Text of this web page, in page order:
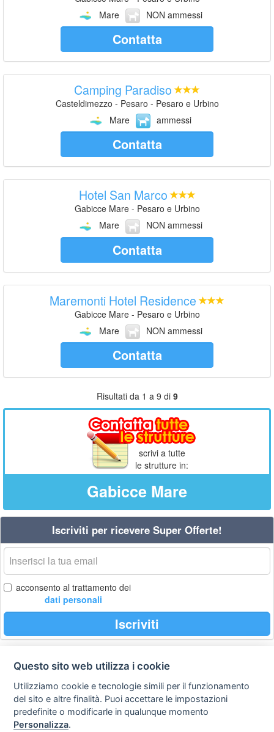
Mare
NON ammessi
Contatta
Camping Paradiso
Casteldimezzo - Pesaro - Pesaro e Urbino
Mare
ammessi
Contatta
Hotel San Marco
Gabicce Mare - Pesaro e Urbino
Mare
NON ammessi
Contatta
Maremonti Hotel Residence
Gabicce Mare - Pesaro e Urbino
Mare
NON ammessi
Contatta
Risultati da 1 a 9 di 9
scrivi a tutte
le strutture in:
Gabicce Mare
Iscriviti per ricevere Super Offerte!
La
tua
email
acconsento al trattamento dei
dati personali
Iscriviti
Privacy
policy
Avviso
legale
Preferenze cookie
Questo sito web utilizza i cookie
Utilizziamo cookie e tecnologie simili per il funzionamento
del sito e altre finalità. Puoi accettare le impostazioni
predefinite o modificarle in qualunque momento
Personalizza.